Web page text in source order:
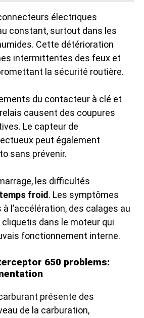
électriques
constant, surtout dans les
Cette détérioration
intermittentes des feux et
la sécurité routière.
du contacteur à clé et
causent des coupures
Le capteur de
peut également
sans prévenir.
les difficultés
temps froid . Les symptômes
l’accélération, des calages au
dans le moteur qui
fonctionnement interne.
650 problems:
présente des
de la carburation,